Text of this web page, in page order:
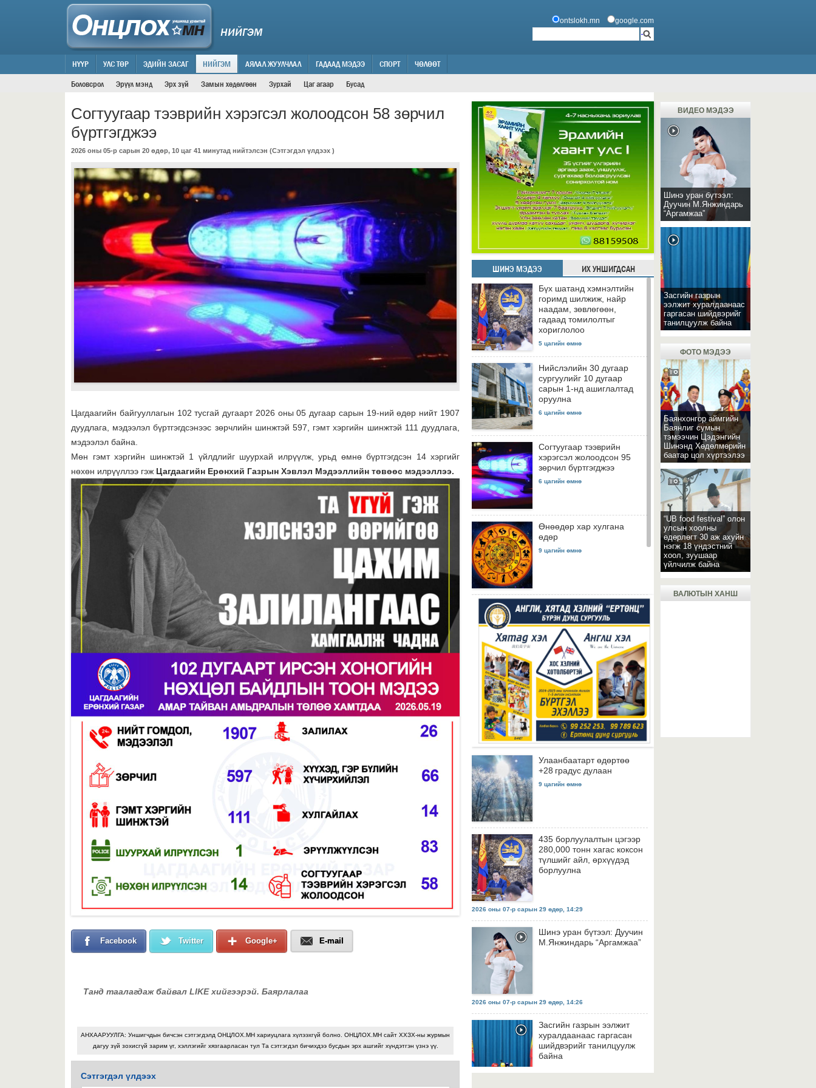
НИЙГЭМ
ontslokh.mn google.com
НҮҮР УЛС ТӨР ЭДИЙН ЗАСАГ НИЙГЭМ АЯЛАЛ ЖУУЛЧЛАЛ ГАДААД МЭДЭЭ СПОРТ
ЧӨЛӨӨТ
Боловсрол
Эрүүл мэнд Эрх зүй Замын хөдөлгөөн Зурхай Цаг агаар Бусад
Согтуугаар тээврийн хэрэгсэл жолоодсон 58 зөрчил
бүртгэгджээ
2026 оны 05-р сарын 20 өдөр, 10 цаг 41 минутад нийтэлсэн (Сэтгэгдэл үлдээх )
Цагдаагийн байгууллагын 102 тусгай дугаарт 2026 оны 05 дугаар сарын 19-ний өдөр нийт 1907
дуудлага, мэдээлэл бүртгэгдсэнээс зөрчлийн шинжтэй 597, гэмт хэргийн шинжтэй 111 дуудлага,
мэдээлэл байна.
Мөн гэмт хэргийн шинжтэй 1 үйлдлийг шуурхай илрүүлж, урьд өмнө бүртгэгдсэн 14 хэргийг
нөхөн илрүүллээ гэж Цагдаагийн Ерөнхий Газрын Хэвлэл Мэдээллийн төвөөс мэдээллээ.
Facebook Twitter Google+ E-mail
Танд таалагдаж байвал LIKE хийгээрэй. Баярлалаа
АНХААРУУЛГА: Уншигчдын бичсэн сэтгэгдэлд ОНЦЛОХ.МН хариуцлага хүлээхгүй болно. ОНЦЛОХ.МН сайт ХХЗХ-ны журмын
дагуу зүй зохисгүй зарим үг, хэллэгийг хязгаарласан тул Та сэтгэгдэл бичихдээ бусдын эрх ашгийг хүндэтгэн үзнэ үү.
Сэтгэгдэл үлдээх
ШИНЭ МЭДЭЭ ИХ УНШИГДСАН
Бүх шатанд хэмнэлтийн
горимд шилжиж, найр
наадам, зөвлөгөөн,
гадаад томилолтыг
хориглолоо
5 цагийн өмнө
Нийслэлийн 30 дугаар
сургуулийг 10 дугаар
сарын 1-нд ашиглалтад
оруулна
6 цагийн өмнө
Согтуугаар тээврийн
хэрэгсэл жолоодсон 95
зөрчил бүртгэгджээ
6 цагийн өмнө
Өнөөдөр хар хулгана
өдөр
9 цагийн өмнө
Улаанбаатарт өдөртөө
+28 градус дулаан
9 цагийн өмнө
435 борлуулалтын цэгээр
280,000 тонн хагас коксон
түлшийг айл, өрхүүдэд
борлуулна
2026 оны 07-р сарын 29 өдөр, 14:29
Шинэ уран бүтээл: Дуучин
М.Янжиндарь “Аргамжаа”
2026 оны 07-р сарын 29 өдөр, 14:26
Засгийн газрын ээлжит
хуралдаанаас гаргасан
шийдвэрийг танилцуулж
байна
ВИДЕО МЭДЭЭ
Шинэ уран бүтээл:
Дуучин М.Янжиндарь
“Аргамжаа”
Засгийн газрын
ээлжит хуралдаанаас
гаргасан шийдвэрийг
танилцуулж байна
ФОТО МЭДЭЭ
Баянхонгор аймгийн
Баянлиг сумын
тэмээчин Цэдэнгийн
Шинэнд Хөдөлмөрийн
баатар цол хүртээлээ
“UB food festival” олон
улсын хоолны
өдөрлөгт 30 аж ахуйн
нэгж 18 үндэстний
хоол, зуушаар
үйлчилж байна
ВАЛЮТЫН ХАНШ